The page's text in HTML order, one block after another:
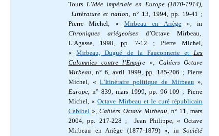
Tours L’Idée impériale en Europe (1870-1914),
Littérature et nation, n° 13, 1994, pp. 19-41 ;
Pierre Michel, «Mirbeau en Ariège», in
Chroniques ariégeoisesd’Octave Mirbeau,
L’Agasse, 1998, pp. 7-12 ; Pierre Michel,
«Mirbeau, Dugué de la Fauconnerie etLes
Calomnies contre l’Empire », Cahiers Octave
Mirbeau, n° 6, avril 1999, pp. 185-206 ; Pierre
Michel, «L’Itinéraire politique de Mirbeau »,
Europe, n° 839, mars 1999, pp. 96-109 ;Pierre
Michel, «Octave Mirbeau et le curé républicain
Cabibel »,Cahiers Octave Mirbeau, n° 11, mars
2004, pp. 217-228 ;
Jean Philippe,« Octave
Mirbeau en Ariège (1877-1879) », inSociété